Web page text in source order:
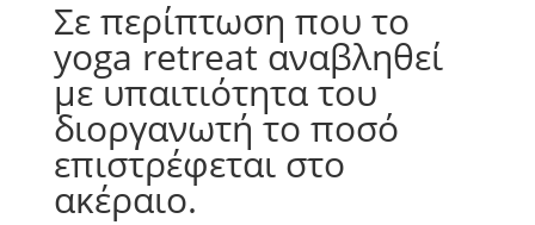
Σε περίπτωση που το
yoga retreat αναβληθεί
με υπαιτιότητα του
διοργανωτή το ποσό
επιστρέφεται στο
ακέραιο.